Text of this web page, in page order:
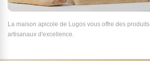
La maison apicole de Lugos vous offre des produits
artisanaux d'excellence.